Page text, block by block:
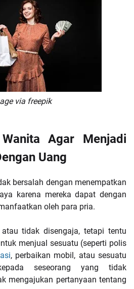
via freepik
Agar Menjadi
Uang
bersalah dengan menempatkan
karena mereka dapat dengan
oleh para pria.
tidak disengaja, tetapi tentu
menjual sesuatu (seperti polis
, perbaikan mobil, atau sesuatu
seseorang yang tidak
mengajukan pertanyaan tentang